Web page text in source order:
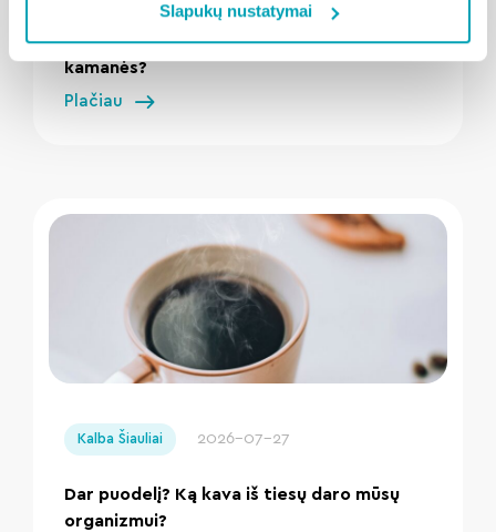
Slapukų nustatymai
Pūkuotos, bet galingos: kuo stebina
kamanės?
Plačiau
Kalba Šiauliai 2026-07-27
Dar puodelį? Ką kava iš tiesų daro mūsų
organizmui?